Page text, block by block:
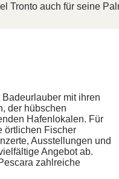
Tronto auch für seine
mit ihren
der hübschen
Hafenlokalen. Für
örtlichen Fischer
Ausstellungen und
Angebot ab.
zahlreiche